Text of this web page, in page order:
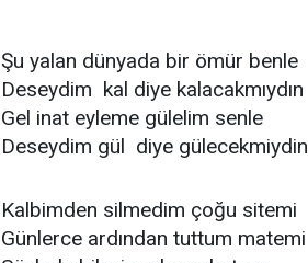
Şu yalan dünyada bir ömür benle
Deseydim kal diye kalacakmıydın
Gel inat eyleme gülelim senle
Deseydim gül diye gülecekmiydin
Kalbimden silmedim çoğu sitemi
Günlerce ardından tuttum matemi